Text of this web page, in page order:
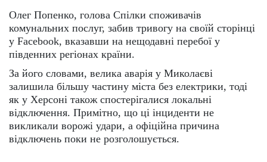
Олег Попенко, голова Спілки споживачів
комунальних послуг, забив тривогу на своїй сторінці
у Facebook, вказавши на нещодавні перебої у
південних регіонах країни.
За його словами, велика аварія у Миколаєві
залишила більшу частину міста без електрики, тоді
як у Херсоні також спостерігалися локальні
відключення. Примітно, що ці інциденти не
викликали ворожі удари, а офіційна причина
відключень поки не розголошується.